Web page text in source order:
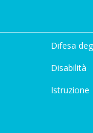
Difesa
Disabilità
Istruzione